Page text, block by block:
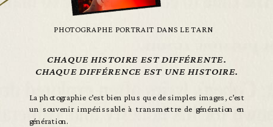
PHOTOGRAPHE PORTRAIT DANS LE TARN
La photographie c’est bien plus que de simples images, c’est
un souvenir impérissable à transmettre de génération en
génération.
CHAQUE HISTOIRE EST DIFFÉRENTE.
CHAQUE DIFFÉRENCE EST UNE HISTOIRE.